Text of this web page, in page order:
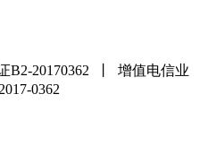
B2-20170362 丨 增值电信业
0362